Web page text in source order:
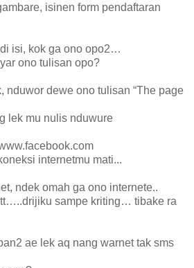
isinen form pendaftaran
isi, kok ga ono opo2…
ono tulisan opo?
nduwor dewe ono tulisan “The page
lek mu nulis nduwure
internetmu mati...
ndek omah ga ono internete..
sampe kriting… tibake ra
ae lek aq nang warnet tak sms